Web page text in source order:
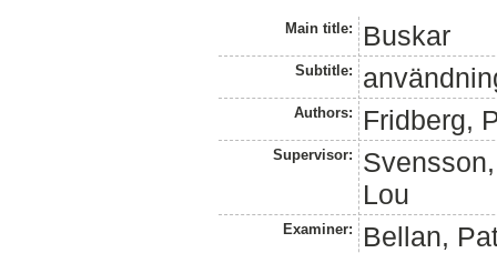
Main title: Buskar
Subtitle:
Authors: Fridberg,
Supervisor:
Lou
Examiner: Bellan,